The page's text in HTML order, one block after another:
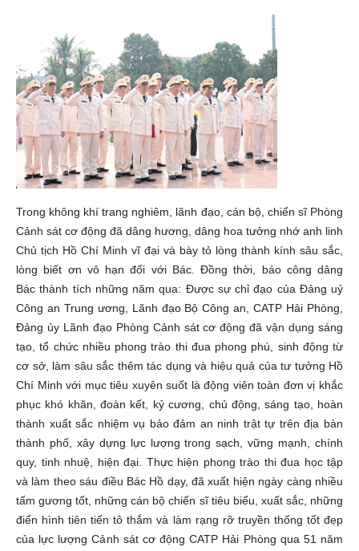
Trong không khí trang nghiêm, lãnh đạo, cán bộ, chiến sĩ Phòng
Cảnh sát cơ động đã dâng hương, dâng hoa tưởng nhớ anh linh
Chủ tịch Hồ Chí Minh vĩ đại và bày tỏ lòng thành kính sâu sắc,
lòng biết ơn vô hạn đối với Bác. Đồng thời, báo công dâng
Bác thành tích những năm qua: Được sự chỉ đạo của Đảng uỷ
Công an Trung ương, Lãnh đạo Bộ Công an, CATP Hải Phòng,
Đảng ủy Lãnh đạo Phòng Cảnh sát cơ động đã vận dụng sáng
tạo, tổ chức nhiều phong trào thi đua phong phú, sinh động từ
cơ sở, làm sâu sắc thêm tác dụng và hiệu quả của tư tưởng Hồ
Chí Minh với mục tiêu xuyên suốt là động viên toàn đơn vị khắc
phục khó khăn, đoàn kết, kỷ cương, chủ động, sáng tạo, hoàn
thành xuất sắc nhiệm vụ bảo đảm an ninh trật tự trên địa bàn
thành phố, xây dựng lực lượng trong sạch, vững mạnh, chính
quy, tinh nhuệ, hiện đại. Thực hiện phong trào thi đua học tập
và làm theo sáu điều Bác Hồ dạy, đã xuất hiện ngày càng nhiều
tấm gương tốt, những cán bộ chiến sĩ tiêu biểu, xuất sắc, những
điển hình tiên tiến tô thắm và làm rạng rỡ truyền thống tốt đẹp
của lực lượng Cảnh sát cơ động CATP Hải Phòng qua 51 năm